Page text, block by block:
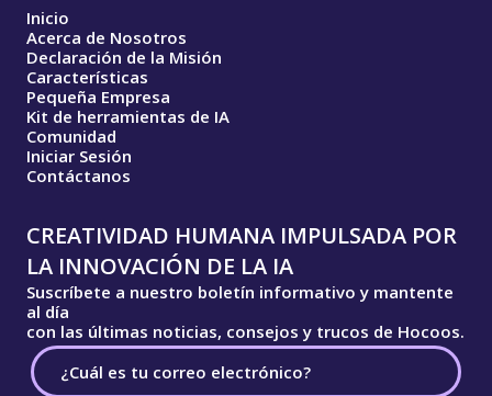
Inicio
Acerca de Nosotros
Declaración de la Misión
Características
Pequeña Empresa
Kit de herramientas de IA
Comunidad
Iniciar Sesión
Contáctanos
CREATIVIDAD HUMANA IMPULSADA POR
LA INNOVACIÓN DE LA IA
Suscríbete a nuestro boletín informativo y mantente
al día
con las últimas noticias, consejos y trucos de Hocoos.